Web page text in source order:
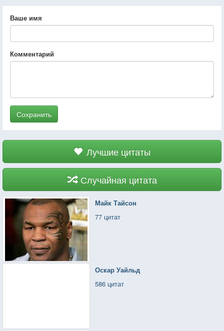
Ваше имя
Комментарий
Сохранить
Лучшие цитаты
Случайная цитата
Майк Тайсон
77 цитат
Оскар Уайльд
586 цитат